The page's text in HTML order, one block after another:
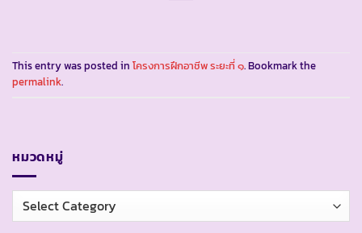
This entry was posted in โครงการฝึกอาชีพ ระยะที่ ๑. Bookmark the
permalink.
หมวดหมู่
หมวด
หมู่